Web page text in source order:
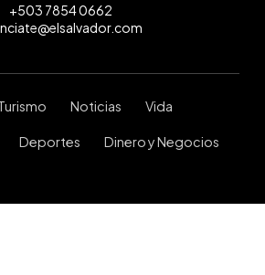
+503 7854 0662
Noticias Vida
Deportes Dinero y Negocios